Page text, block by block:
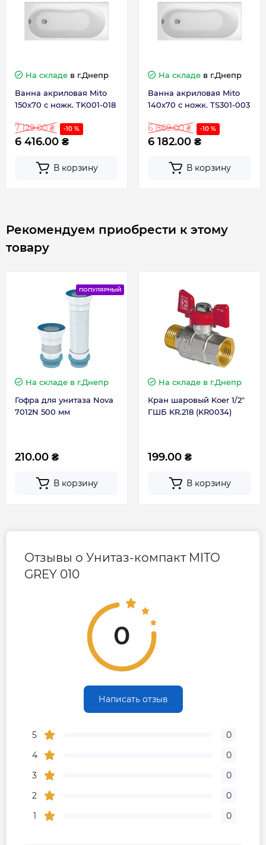
Гарантия производителя, мес 72
На складе в г.Днепр
Ванна акриловая Mito
150х70 с ножк. TK001-018
7 129.00 ₴ -10 %
6 416.00 ₴
В корзину
На складе в г.Днепр
Ванна акриловая Mito
140х70 с ножк. TS301-003
6 869.00 ₴ -10 %
6 182.00 ₴
В корзину
Рекомендуем приобрести к этому
товару
ПОПУЛЯРНЫЙ
На складе в г.Днепр
Гофра для унитаза Nova
7012N 500 мм
210.00 ₴
В корзину
На складе в г.Днепр
Кран шаровый Koer 1/2"
ГШБ KR.218 (KR0034)
199.00 ₴
В корзину
Отзывы о Унитаз-компакт MITO
GREY 010
0
Написать отзыв
5
0
4
0
3
0
2
0
1
0